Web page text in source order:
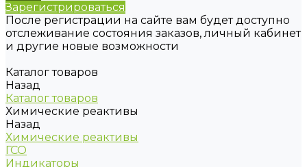
Зарегистрироваться
После регистрации на сайте вам будет доступно
отслеживание состояния заказов, личный кабинет
и другие новые возможности
Каталог товаров
Назад
Каталог товаров
Химические реактивы
Назад
Химические реактивы
ГСО
Индикаторы